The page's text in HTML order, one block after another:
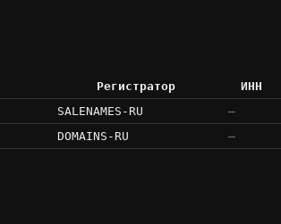
Регистратор ИНН
SALENAMES-RU —
DOMAINS-RU —